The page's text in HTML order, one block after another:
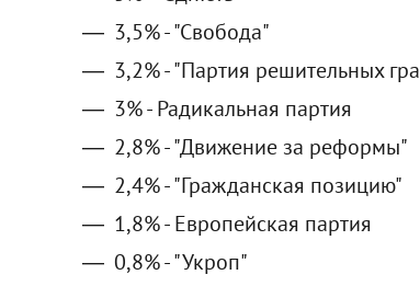
3,5% - "Свобода"
3,2% - "Партия решительных
3% - Радикальная партия
2,8% - "Движение за реформы"
2,4% - "Гражданская позицию"
1,8% - Европейская партия
0,8% - "Укроп"